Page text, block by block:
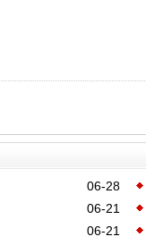
06-28
06-21
06-21